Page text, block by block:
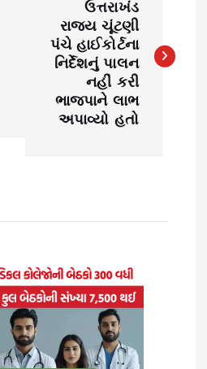
ઉત્તરાખંડ
રાજ્ય ચૂંટણી
પંચે હાઈકોર્ટના
નિર્દેશનું પાલન
નહીં કરી
ભાજપાને લાભ
અપાવ્યો હતો